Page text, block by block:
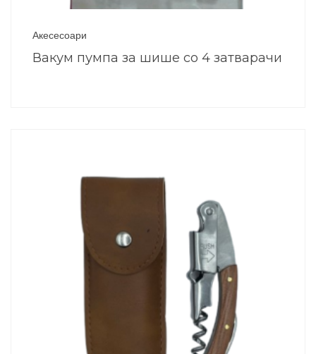
Акесесоари
Вакум пумпа за шише со 4 затварачи